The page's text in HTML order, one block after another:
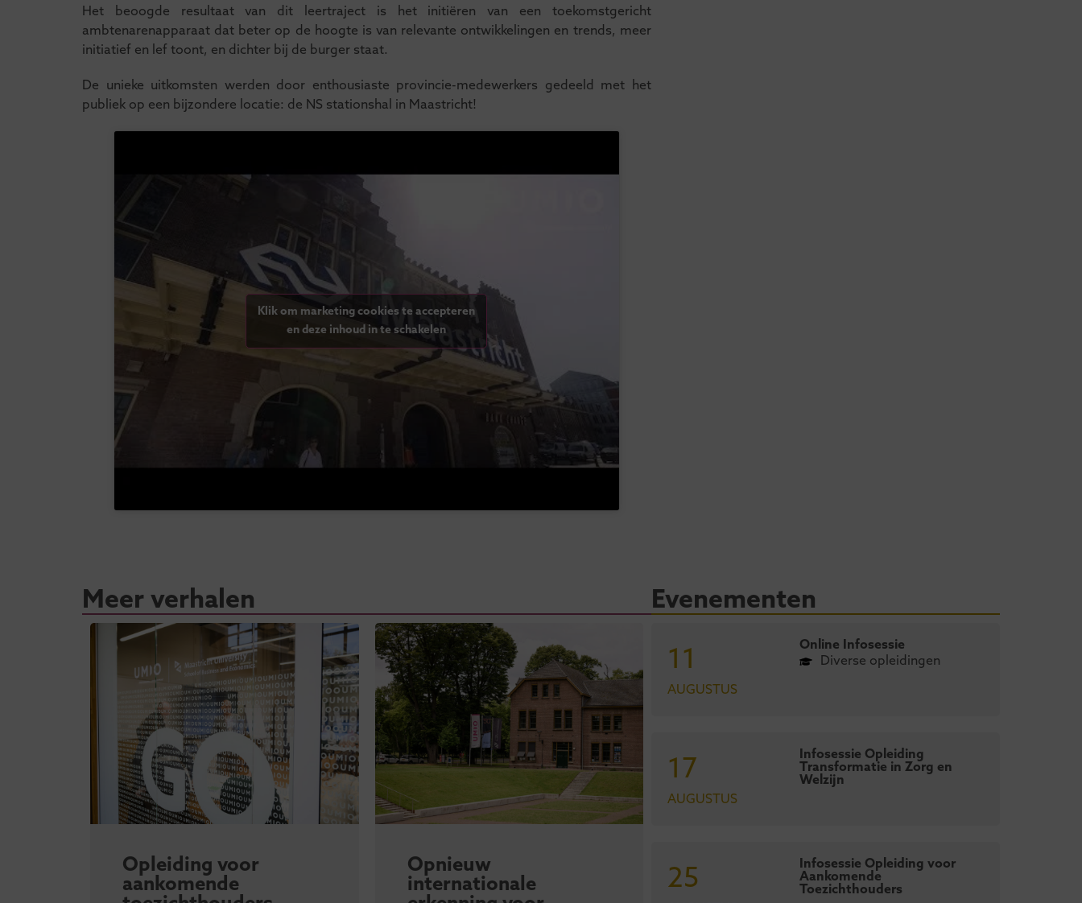
Het beoogde resultaat van dit leertraject is het initiëren van een toekomstgericht
ambtenarenapparaat dat beter op de hoogte is van relevante ontwikkelingen en trends, meer
initiatief en lef toont, en dichter bij de burger staat.
De unieke uitkomsten werden door enthousiaste provincie-medewerkers gedeeld met het
publiek op een bijzondere locatie: de NS stationshal in Maastricht!
Klik om marketing cookies te accepteren
en deze inhoud in te schakelen
Meer verhalen
Opleiding voor
aankomende
Opnieuw
internationale
Omgevingsdienst
Zuid-Limburg en
Evenementen
11
AUGUSTUS
Online Infosessie
Diverse opleidingen
17
AUGUSTUS
Infosessie Opleiding
Transformatie in Zorg en
Welzijn
25
Infosessie Opleiding voor
Aankomende
Toezichthouders